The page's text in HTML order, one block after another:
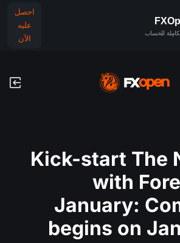
للحساب
احصل
عليه
الآن
(السواب)
Kick-start The
with
January:
begins on